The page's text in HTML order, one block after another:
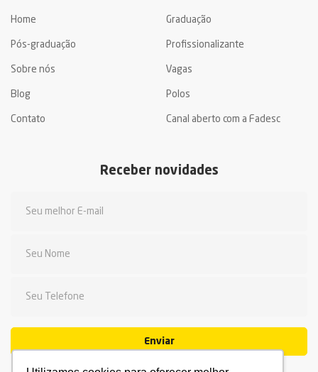
Home Graduação
Pós-graduação Profissionalizante
Sobre nós Vagas
Blog Polos
Contato Canal aberto com a Fadesc
Receber novidades
Enviar